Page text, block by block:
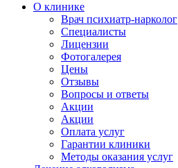
О клинике
Врач психиатр-нарколог
Специалисты
Лицензии
Фотогалерея
Цены
Отзывы
Вопросы и ответы
Акции
Акции
Оплата услуг
Гарантии клиники
Методы оказания услуг